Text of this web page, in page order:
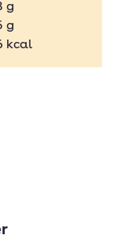
g
g
kcal